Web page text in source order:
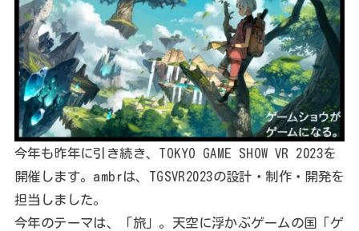
今年も昨年に引き続き、TOKYO GAME SHOW VR 2023を
開催します。ambrは、TGSVR2023の設計・制作・開発を
担当しました。
今年のテーマは、「旅」。天空に浮かぶゲームの国「ゲ